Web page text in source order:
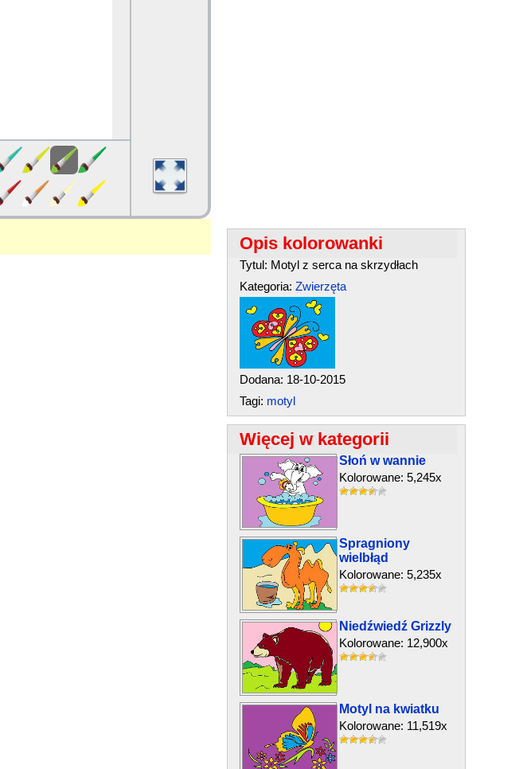
Opis kolorowanki
Tytul: Motyl z serca na skrzydłach
Kategoria: Zwierzęta
Dodana: 18-10-2015
Tagi: motyl
Więcej w kategorii
Słoń w wannie
Kolorowane: 5,245x
Spragniony
wielbłąd
Kolorowane: 5,235x
Niedźwiedź Grizzly
Kolorowane: 12,900x
Motyl na kwiatku
Kolorowane: 11,519x